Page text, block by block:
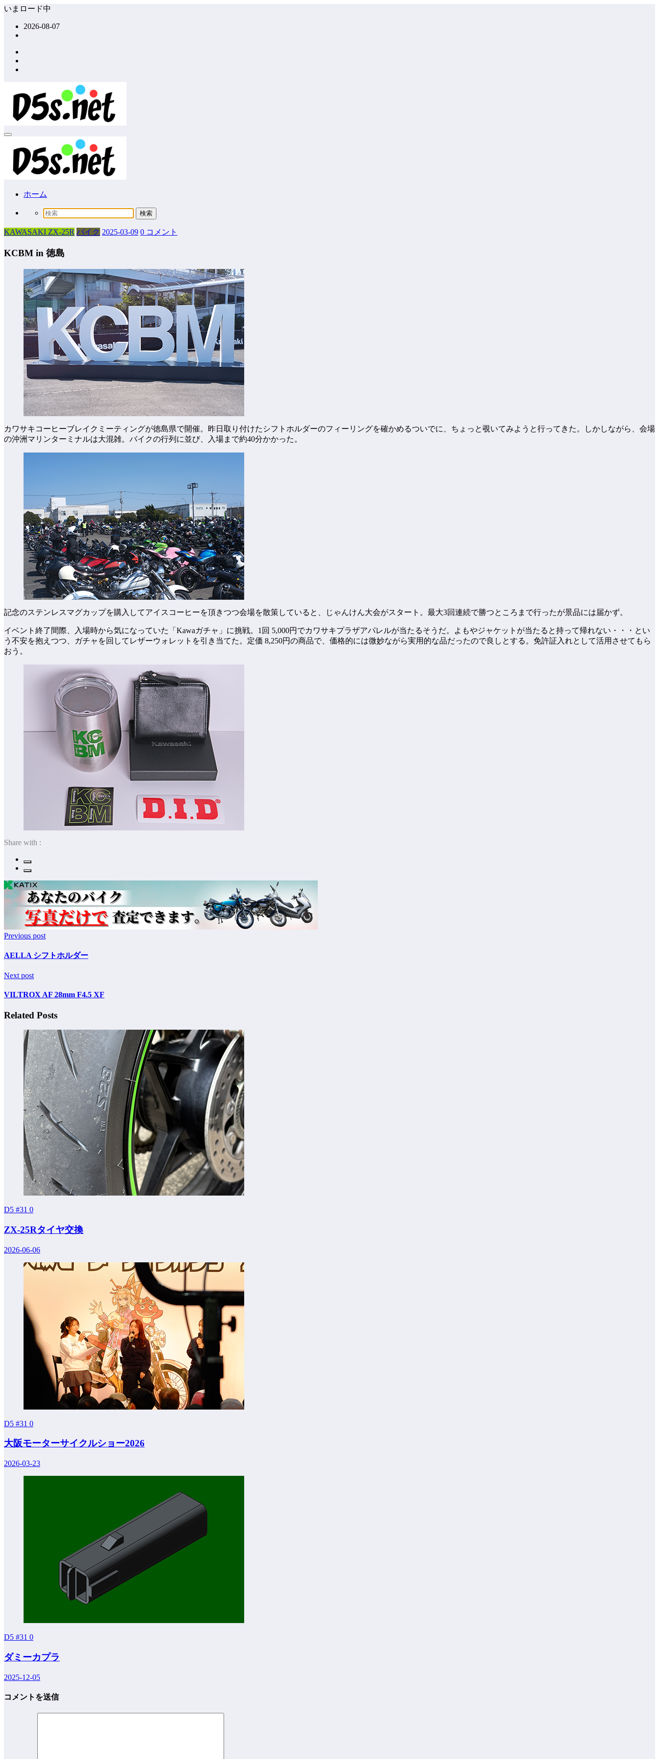
コ
いまロード中
2026-08-07
ホーム
KAWASAKI ZX-25R バイク 2025-03-09 0 コメント
KCBM in 徳島
カワサキコーヒーブレイクミーティングが徳島県で開催。昨日取り付けたシフトホルダーのフィーリングを確かめるついでに、ちょっと覗いてみようと行ってきた。しかしながら、会場
の沖洲マリンターミナルは大混雑。バイクの行列に並び、入場まで約40分かかった。
記念のステンレスマグカップを購入してアイスコーヒーを頂きつつ会場を散策していると、じゃんけん大会がスタート。最大3回連続で勝つところまで行ったが景品には届かず。
イベント終了間際、入場時から気になっていた「Kawaガチャ」に挑戦。1回 5,000円でカワサキプラザアパレルが当たるそうだ。よもやジャケットが当たると持って帰れない・・・とい
う不安を抱えつつ、ガチャを回してレザーウォレットを引き当てた。定価 8,250円の商品で、価格的には微妙ながら実用的な品だったので良しとする。免許証入れとして活用させてもら
おう。
Share with :
Previous post
AELLA シフトホルダー
Next post
VILTROX AF 28mm F4.5 XF
Related Posts
D5 #31 0
ZX-25Rタイヤ交換
2026-06-06
D5 #31 0
大阪モーターサイクルショー2026
2026-03-23
D5 #31 0
ダミーカプラ
2025-12-05
コメントを送信